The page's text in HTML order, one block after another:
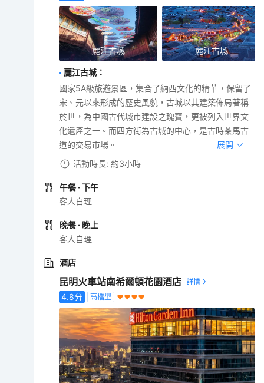
麗江古城 麗江古城
麗江古城：
國家5A級旅遊景區，集合了納西文化的精華，保留了
宋、元以來形成的歷史風貌，古城以其建築佈局著稱
於世，為中國古代城市建設之瑰寶，更被列入世界文
化遺產之一。而四方街為古城的中心，是古時茶馬古
道的交易市場。
展開
活動時長: 約3小時
午餐 · 下午
客人自理
晚餐 · 晚上
客人自理
酒店
昆明火車站南希爾頓花園酒店
4.8分 高檔型